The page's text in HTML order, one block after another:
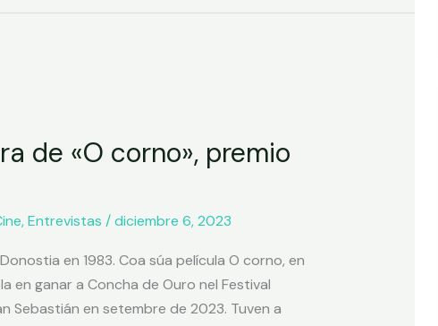
de «O corno», premio
,Entrevistas /diciembre 6, 2023
en 1983. Coa súa película O corno, en
en ganar a Concha de Ouro nel Festival
Sebastián en setembre de 2023. Tuven a